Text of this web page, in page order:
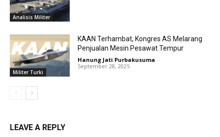
Analisis Militer
Militer Turki
KAAN Terhambat, Kongres AS Melarang
Penjualan Mesin Pesawat Tempur
Hanung Jati Purbakusuma -
September 28, 2025
LEAVE A REPLY